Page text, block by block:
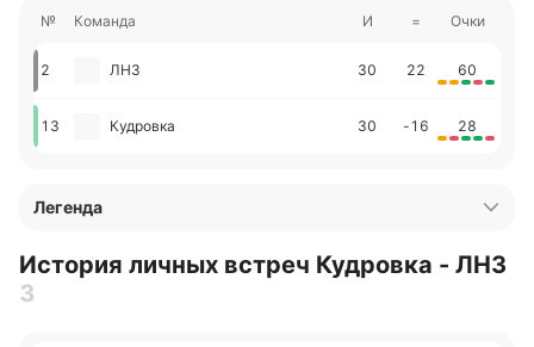
№ Команда И = Очки
2 ЛНЗ 30 22 60
13 Кудровка 30 -16 28
Легенда
История личных встреч Кудровка - ЛНЗ
3